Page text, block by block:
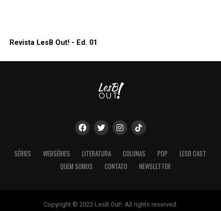
Revista LesB Out! - Ed. 01
SÉRIES WEBSÉRIES LITERATURA COLUNAS POP
LESB CAST
QUEM SOMOS
CONTATO NEWSLETTER
Copyright © 2022 LesB Out!. All rights reserved.